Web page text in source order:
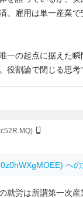
。雇用は単一産業
一の起点に据えた
役割論で閉じる思考
へ
就労は所謂第一次